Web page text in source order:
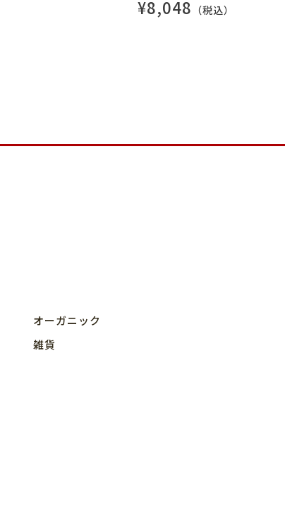
¥8,048 （税込）
オーガニック
雑貨